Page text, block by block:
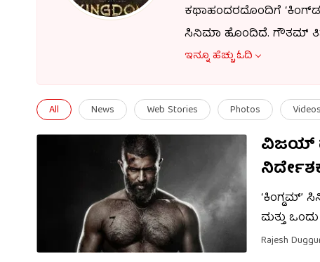
ಕಥಾಹಂದರದೊಂದಿಗೆ
ಸಿನಿಮಾ ಹೊಂದಿದೆ. ಗೌತಮ್
ಚಿತ್ರದ ಬಜೆಟ್ 100 ಕೋಟಿ
ಬಾಬುರಾಜ್ ಮೊದಲಾದವರು
ಇನ್ನೂ ಹೆಚ್ಚು ಓದಿ
All News Web Stories Photos Videos
ವಿಜಯ್
‘ಕಿಂಗ್ಡಮ್’
ಮತ್ತು
Rajesh